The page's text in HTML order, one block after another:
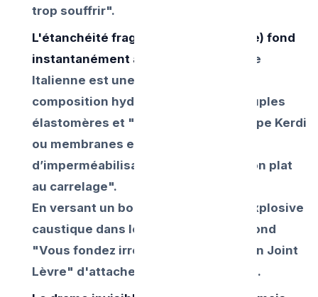
trop souffrir".
L'étanchéité fragile (Natte et Silicone) fond
instantanément aux 90°C :
La douche
Italienne est une fine et délicate
composition hydrofuge de colles souples
élastomères et "chappe plastifiée type Kerdi
ou membranes en rouleaux
d’imperméabilisation collant le Siphon plat
au carrelage".
En versant un bol de cette mixture explosive
caustique dans le caniveau peu profond
"Vous fondez irrémédiablement le Fin Joint
Lèvre" d'attache d’un de l’insert PVC.